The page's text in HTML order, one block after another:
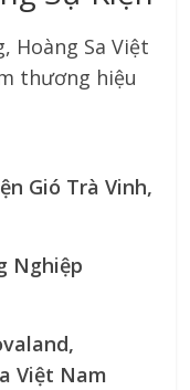
Hoàng Sa Việt
thương hiệu
Gió Trà Vinh,
Nghiệp
Việt Nam